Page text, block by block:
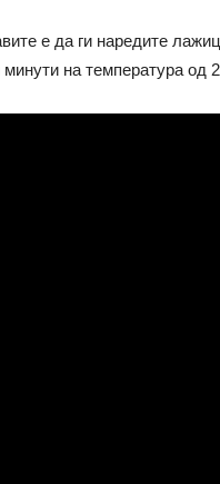
е да ги наредите
на температура од